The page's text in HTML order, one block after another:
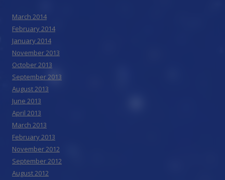
March 2014
February 2014
January 2014
November 2013
October 2013
September 2013
August 2013
June 2013
April 2013
March 2013
February 2013
November 2012
September 2012
August 2012